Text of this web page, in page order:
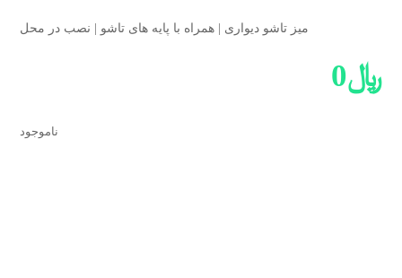
میز تاشو دیواری | همراه با پایه های تاشو | نصب در محل
﷼0
ناموجود